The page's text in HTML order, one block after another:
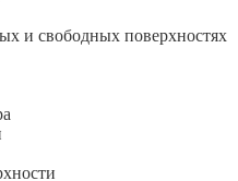
и свободных поверхностях